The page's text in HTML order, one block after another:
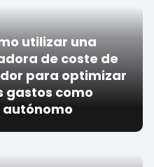
utilizar una
de coste de
para optimizar
gastos como
autónomo